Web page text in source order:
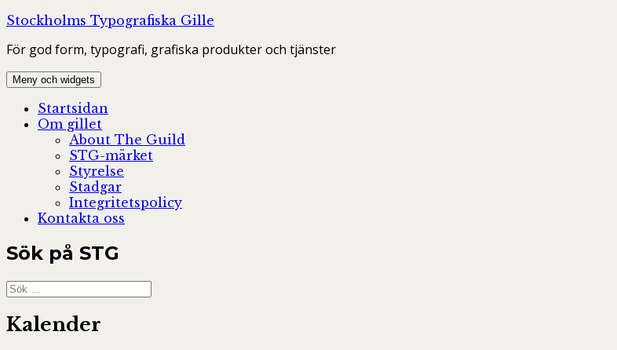
Hoppa
innehåll
Stockholms Typografiska Gille
För god form, typografi, grafiska produkter och tjänster
Meny och widgets
Startsidan
Om gillet
About The Guild
STG-märket
Styrelse
Stadgar
Integritetspolicy
Kontakta oss
Sök på STG
Sök
efter:
Kalender